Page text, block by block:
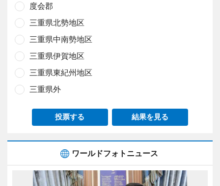
度会郡
三重県北勢地区
三重県中南勢地区
三重県伊賀地区
三重県東紀州地区
三重県外
投票する 結果を見る
ワールドフォトニュース